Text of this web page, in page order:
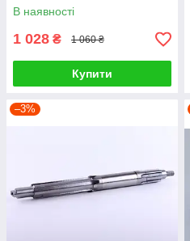
В наявності
1 028 ₴ 1 060 ₴
Купити
–3%